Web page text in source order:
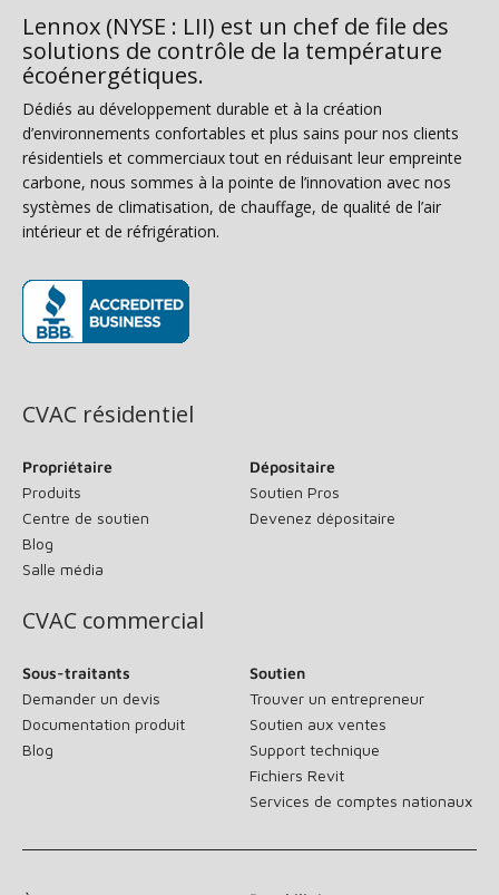
Lennox (NYSE : LII) est un chef de file des
solutions de contrôle de la température
écoénergétiques.
Dédiés au développement durable et à la création
d’environnements confortables et plus sains pour nos clients
résidentiels et commerciaux tout en réduisant leur empreinte
carbone, nous sommes à la pointe de l’innovation avec nos
systèmes de climatisation, de chauffage, de qualité de l’air
intérieur et de réfrigération.
CVAC résidentiel
Propriétaire
Produits
Centre de soutien
Blog
Salle média
Dépositaire
Soutien Pros
Devenez dépositaire
CVAC commercial
Sous-traitants
Demander un devis
Documentation produit
Blog
Soutien
Trouver un entrepreneur
Soutien aux ventes
Support technique
Fichiers Revit
Services de comptes nationaux